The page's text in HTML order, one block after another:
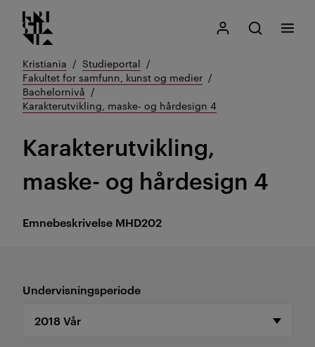
Gå
til
innhold
Kristiania logo
Mitt Kristiania
Åpne søk
Søk
Meny
Kristiania
Studieportal
Fakultet for samfunn, kunst og medier
Bachelornivå
Karakterutvikling, maske- og hårdesign 4
Emnebeskrivelse MHD202
Karakterutvikling,
maske- og hårdesign 4
Undervisningsperiode